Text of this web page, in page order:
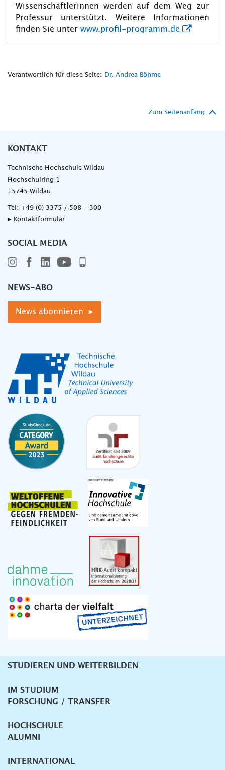
Wissenschaftlerinnen werden auf dem Weg zur
Professur unterstützt. Weitere Informationen
finden Sie unter www.profil-programm.de
Verantwortlich für diese Seite: Dr. Andrea Böhme
Zum Seitenanfang
KONTAKT
Technische Hochschule Wildau
Hochschulring 1
15745 Wildau
Tel: +49 (0) 3375 / 508 - 300
▸ Kontaktformular
SOCIAL MEDIA
NEWS-ABO
News abonnieren ▸
Unternavigation
STUDIEREN UND WEITERBILDEN
IM STUDIUM
FORSCHUNG / TRANSFER
HOCHSCHULE
ALUMNI
INTERNATIONAL